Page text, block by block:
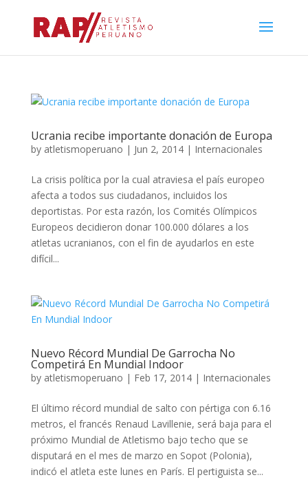
Ucrania recibe importante donación de Europa
by atletismoperuano | Jun 2, 2014| Internacionales
La crisis política por la cual atraviesa el país europeo
afecta a todos sus ciudadanos, incluidos los
deportistas. Por esta razón, los Comités Olímpicos
Europeos decidieron donar 100.000 dólares a los
atletas ucranianos, con el fin de ayudarlos en este
difícil...
Nuevo Récord Mundial De Garrocha No
Competirá En Mundial Indoor
by atletismoperuano | Feb 17, 2014| Internacionales
El último récord mundial de salto con pértiga con 6.16
metros, el francés Renaud Lavillenie, será baja para el
próximo Mundial de Atletismo bajo techo que se
disputará en el mes de marzo en Sopot (Polonia),
indicó el atleta este lunes en París. El pertiguista se...